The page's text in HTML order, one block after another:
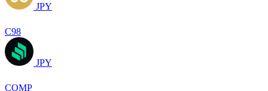
JPY
C98
JPY
COMP